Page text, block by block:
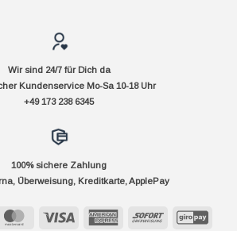
Wir sind 24/7 für Dich da
Kundenservice Mo-Sa 10-18 Uhr
+49 173 238 6345
100% sichere Zahlung
Überweisung, Kreditkarte, ApplePay
MasterCard Visa
AmericanSofort